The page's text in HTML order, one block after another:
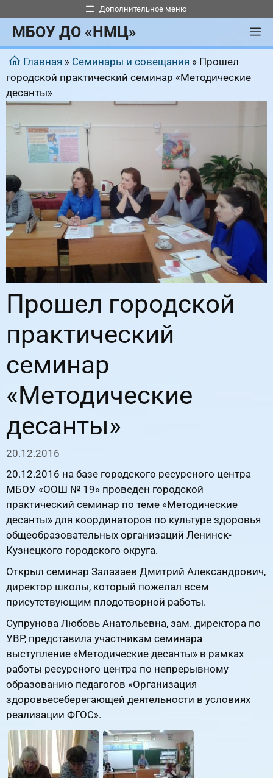
к
содержимому
Дополнительное меню
МБОУ ДО «НМЦ»
Главная » Семинары и совещания » Прошел
городской практический семинар «Методические
десанты»
Прошел городской
практический
семинар
«Методические
десанты»
20.12.2016
20.12.2016 на базе городского ресурсного центра
МБОУ «ООШ № 19» проведен городской
практический семинар по теме «Методические
десанты» для координаторов по культуре здоровья
общеобразовательных организаций Ленинск-
Кузнецкого городского округа.
Открыл семинар Залазаев Дмитрий Александрович,
директор школы, который пожелал всем
присутствующим плодотворной работы.
Супрунова Любовь Анатольевна, зам. директора по
УВР, представила участникам семинара
выступление «Методические десанты» в рамках
работы ресурсного центра по непрерывному
образованию педагогов «Организация
здоровьесеберегающей деятельности в условиях
реализации ФГОС».